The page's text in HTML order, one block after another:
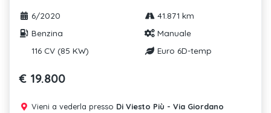
6/2020
41.871 km
Benzina
Manuale
116 CV (85 KW)
Euro 6D-temp
€ 19.800
Vieni a vederla presso Di Viesto Più - Via Giordano